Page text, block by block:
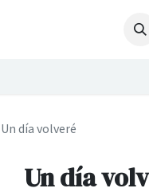
Un día volveré
Un día